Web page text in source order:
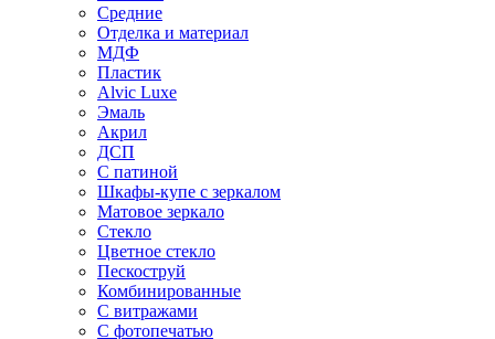
Средние
Отделка и материал
МДФ
Пластик
Alvic Luxe
Эмаль
Акрил
ДСП
С патиной
Шкафы-купе с зеркалом
Матовое зеркало
Стекло
Цветное стекло
Пескоструй
Комбинированные
С витражами
С фотопечатью